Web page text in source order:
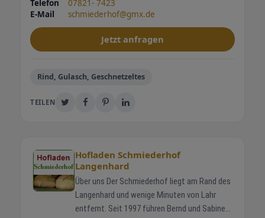
Telefon
07821- 7423
E-Mail
schmiederhof@gmx.de
Jetzt anfragen
Rind, Gulasch, Geschnetzeltes
TEILEN
Hofladen Schmiederhof
Langenhard
Über uns Der Schmiederhof liegt am Rand des
Langenhard und wenige Minuten von Lahr
entfernt. Seit 1997 führen Bernd und Sabine